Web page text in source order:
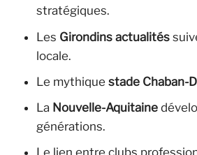
stratégiques.
Les Girondins actualités
locale.
Le mythiquestade Chaban-
La Nouvelle-Aquitaine
générations.